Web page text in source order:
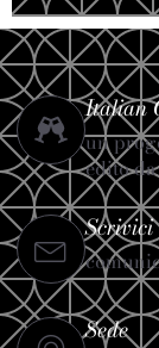
Italian
un
edito da
Scrivici
Sede